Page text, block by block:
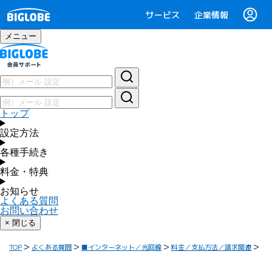
サービス 企業情報
メニュー
トップ
設定方法
各種手続き
料金・特典
お知らせ
よくある質問
お問い合わせ
× 閉じる
TOP よくある質問 ■インターネット／光回線
料金／支払方法／請求関連